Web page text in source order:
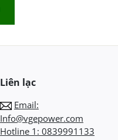
Liên lạc
Email:
Info@vgepower.com
Hotline 1: 0839991133